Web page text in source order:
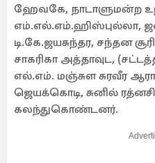
ஹேவகே, நாடாளுமன்ற
எம்.எல்.எம்.ஹிஸ்புல்லா,
டி.கே.ஜயசுந்தர, சந்தன
சாகரிகா அத்தாவுட,
எல்.எம். மஞ்சுள சுரவீர
ஜெயக்கொடி, சுனில்
கலந்துகொண்டனர்.